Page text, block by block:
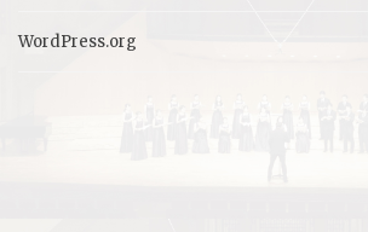
WordPress.org